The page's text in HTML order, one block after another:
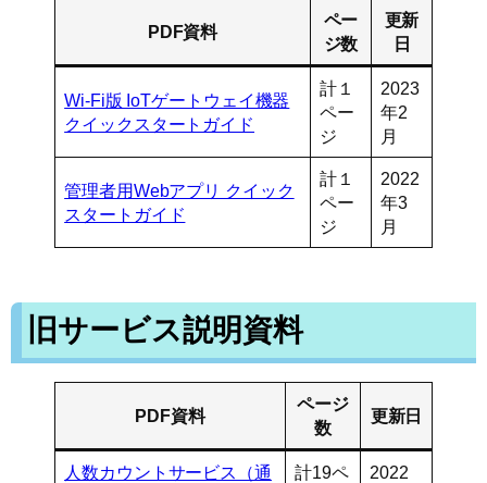
PDF資料
ペー
ジ数
更新
日
Wi-Fi版 IoTゲートウェイ機器
クイックスタートガイド
計１
ペー
ジ
2023
年2
月
管理者用Webアプリ クイック
スタートガイド
計１
ペー
ジ
2022
年3
月
旧サービス説明資料
PDF資料
ページ
数
更新日
人数カウントサービス（通
計19ペ
2022